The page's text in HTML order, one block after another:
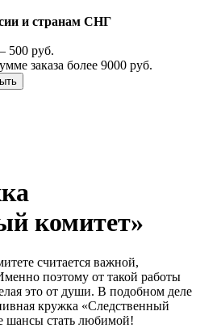
и странам СНГ
500 руб.
заказа более 9000 руб.
комитет»
считается важной,
поэтому от такой работы
это от души. В подобном деле
кружка «Следственный
шансы стать любимой!